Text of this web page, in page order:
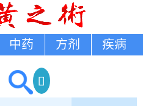
中药 方剂 疾病